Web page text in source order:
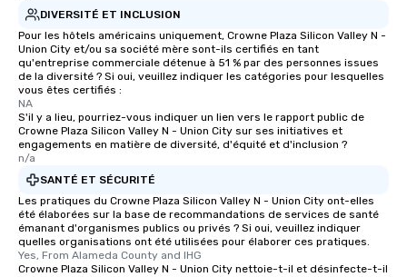
DIVERSITÉ ET INCLUSION
Pour les hôtels américains uniquement, Crowne Plaza Silicon Valley N -
Union City et/ou sa société mère sont-ils certifiés en tant
qu'entreprise commerciale détenue à 51 % par des personnes issues
de la diversité ? Si oui, veuillez indiquer les catégories pour lesquelles
vous êtes certifiés :
NA
S'il y a lieu, pourriez-vous indiquer un lien vers le rapport public de
Crowne Plaza Silicon Valley N - Union City sur ses initiatives et
engagements en matière de diversité, d'équité et d'inclusion ?
n/a
SANTÉ ET SÉCURITÉ
Les pratiques du Crowne Plaza Silicon Valley N - Union City ont-elles
été élaborées sur la base de recommandations de services de santé
émanant d'organismes publics ou privés ? Si oui, veuillez indiquer
quelles organisations ont été utilisées pour élaborer ces pratiques.
Yes, From Alameda County and IHG
Crowne Plaza Silicon Valley N - Union City nettoie-t-il et désinfecte-t-il